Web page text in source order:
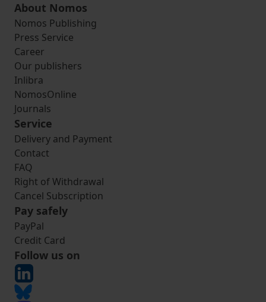
About Nomos
Nomos Publishing
Press Service
Career
Our publishers
Inlibra
NomosOnline
Journals
Service
Delivery and Payment
Contact
FAQ
Right of Withdrawal
Cancel Subscription
Pay safely
PayPal
Credit Card
Follow us on